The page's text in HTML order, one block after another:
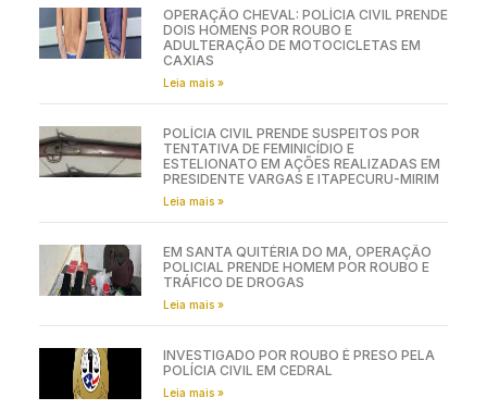
OPERAÇÃO CHEVAL: POLÍCIA CIVIL PRENDE
DOIS HOMENS POR ROUBO E
ADULTERAÇÃO DE MOTOCICLETAS EM
CAXIAS
Leia mais »
POLÍCIA CIVIL PRENDE SUSPEITOS POR
TENTATIVA DE FEMINICÍDIO E
ESTELIONATO EM AÇÕES REALIZADAS EM
PRESIDENTE VARGAS E ITAPECURU-MIRIM
Leia mais »
EM SANTA QUITÉRIA DO MA, OPERAÇÃO
POLICIAL PRENDE HOMEM POR ROUBO E
TRÁFICO DE DROGAS
Leia mais »
INVESTIGADO POR ROUBO É PRESO PELA
POLÍCIA CIVIL EM CEDRAL
Leia mais »